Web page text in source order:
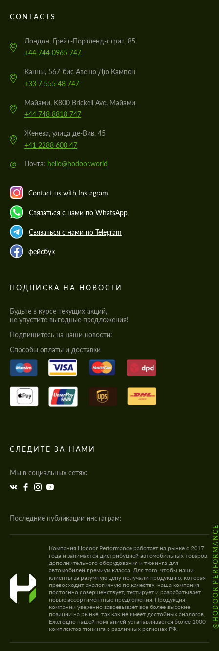
CONTACTS
Лондон, Грейт-Портленд-стрит, 85
+44 744 0965 747
Канны, 567-бис Авеню Дю Кампон
+33 7 555 48 747
Майами, K800 Brickell Ave, Майами
+44 748 8818 747
Женева, улица де-Вив, 45
+41 2288 600 47
@ Почта: hello@hodoor.world
Contact us with Instagram
Связаться с нами по WhatsApp
Связаться с нами по Telegram
фейсбук
ПОДПИСКА НА НОВОСТИ
Будьте в курсе текущих акций,
не упустите выгодные предложения!
Подпишитесь на наши новости:
Cпособы оплаты и доставки
СЛЕДИТЕ ЗА НАМИ
Мы в социальных сетях:
Последние публикации инстаграм:
@HODOOR.PERFORMANCE
Компания Hodoor Performance работает на рынке с 2017
года и занимается дистрибуцией автомобильных товаров,
дополнительного оборудования и тюнинга для
автомобилей премиум класса. Для того, чтобы наши
клиенты за разумную цену получали продукцию, которая
превосходит аналогичную по качеству, наша компания
постоянно совершенствует, тестирует и разрабатывает
новые ассортиментные предложения. Продукция
компании уверенно завоевывает все более высокие
позиции на рынке, так как не имеет достойных аналогов.
Ежегодно нашей компанией устанавливается более 1000
комплектов тюнинга в различных регионах РФ.